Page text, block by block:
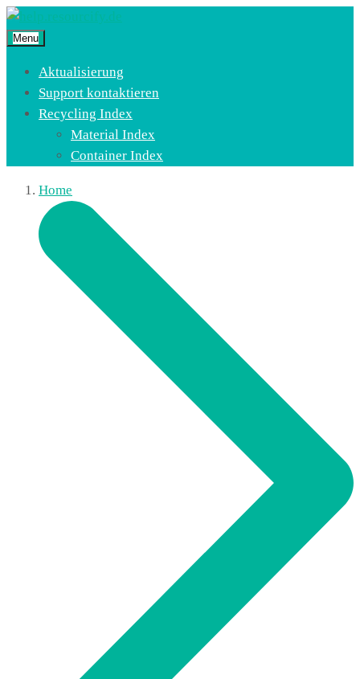
Menu
Aktualisierung
Support kontaktieren
Recycling Index
Material Index
Container Index
Home